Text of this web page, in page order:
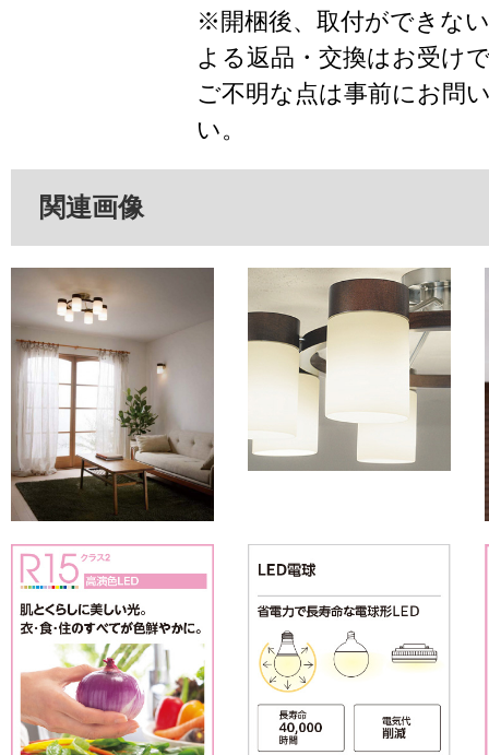
※開梱後、取付ができな
よる返品・交換はお受け
ご不明な点は事前にお問
い。
関連画像